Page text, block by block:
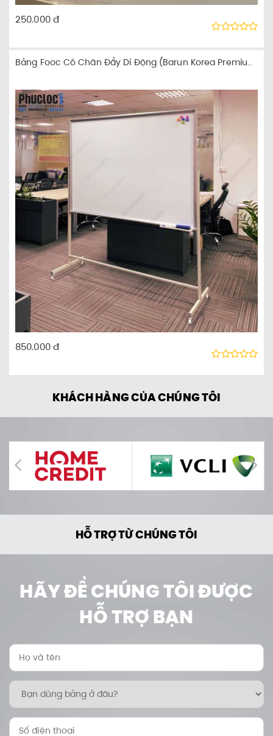
250.000 đ
Bảng Fooc Có Chân Đẩy Di Động (Barun Korea Premium)
850.000 đ
KHÁCH HÀNG CỦA CHÚNG TÔI
HỖ TRỢ TỪ CHÚNG TÔI
HÃY ĐỂ CHÚNG TÔI ĐƯỢC
HỖ TRỢ BẠN